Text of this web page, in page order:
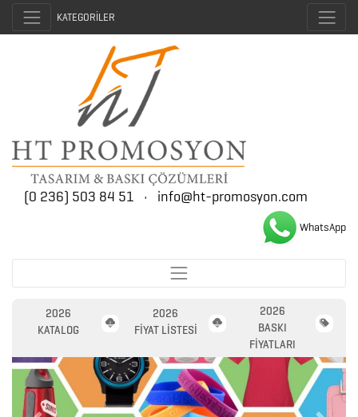
2026
PROMOSYON
KATEGORİLER
(0 236) 503 84 51 • info@ht-promosyon.com
WhatsApp
2026
KATALOG
2026
FİYAT LİSTESİ
2026
BASKI
FİYATLARI